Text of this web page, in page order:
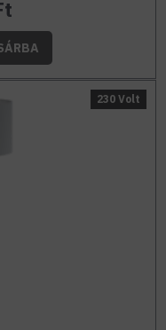
230 Volt